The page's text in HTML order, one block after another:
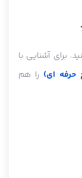
برای آشنایی با
ای) را هم